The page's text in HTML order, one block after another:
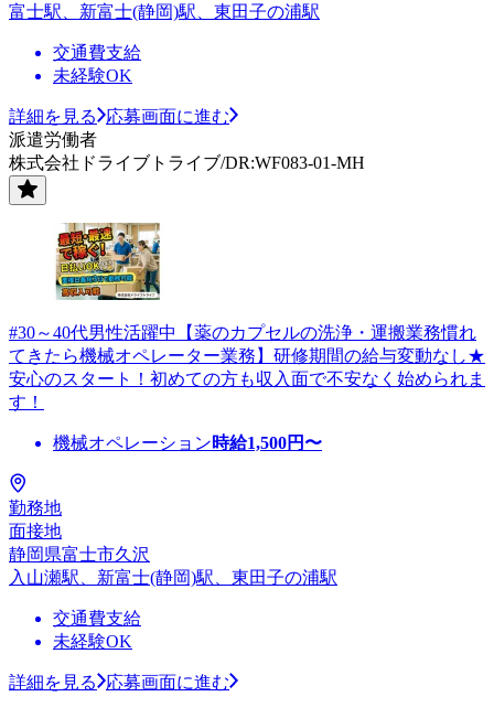
富士駅、新富士(静岡)駅、東田子の浦駅
交通費支給
未経験OK
詳細を見る
応募画面に進む
派遣労働者
株式会社ドライブトライブ/DR:WF083-01-MH
#30～40代男性活躍中【薬のカプセルの洗浄・運搬業務慣れ
てきたら機械オペレーター業務】研修期間の給与変動なし★
安心のスタート！初めての方も収入面で不安なく始められま
す！
機械オペレーション時給1,500円〜
勤務地
面接地
静岡県富士市久沢
入山瀬駅、新富士(静岡)駅、東田子の浦駅
交通費支給
未経験OK
詳細を見る 応募画面に進む